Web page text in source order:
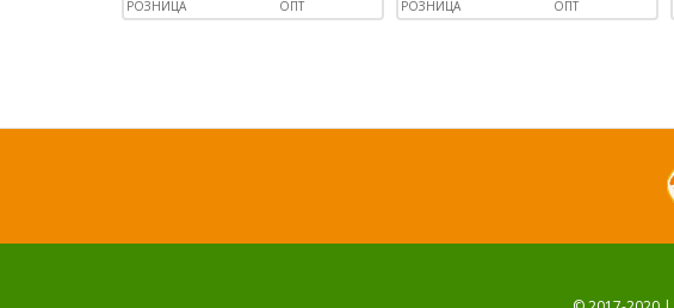
РОЗНИЦА ОПТ РОЗНИЦА ОПТ